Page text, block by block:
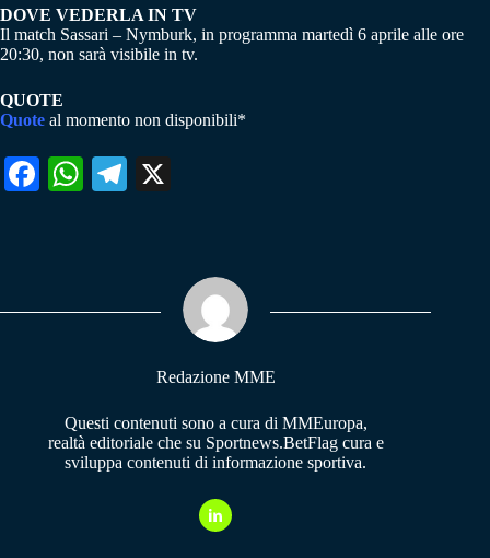
DOVE VEDERLA IN TV
Il match Sassari – Nymburk, in programma martedì 6 aprile alle ore
20:30, non sarà visibile in tv.
QUOTE
Quote al momento non disponibili*
Fa W
pp
Te
m
Redazione MME
Questi contenuti sono a cura di MMEuropa,
realtà editoriale che su Sportnews.BetFlag cura e
sviluppa contenuti di informazione sportiva.